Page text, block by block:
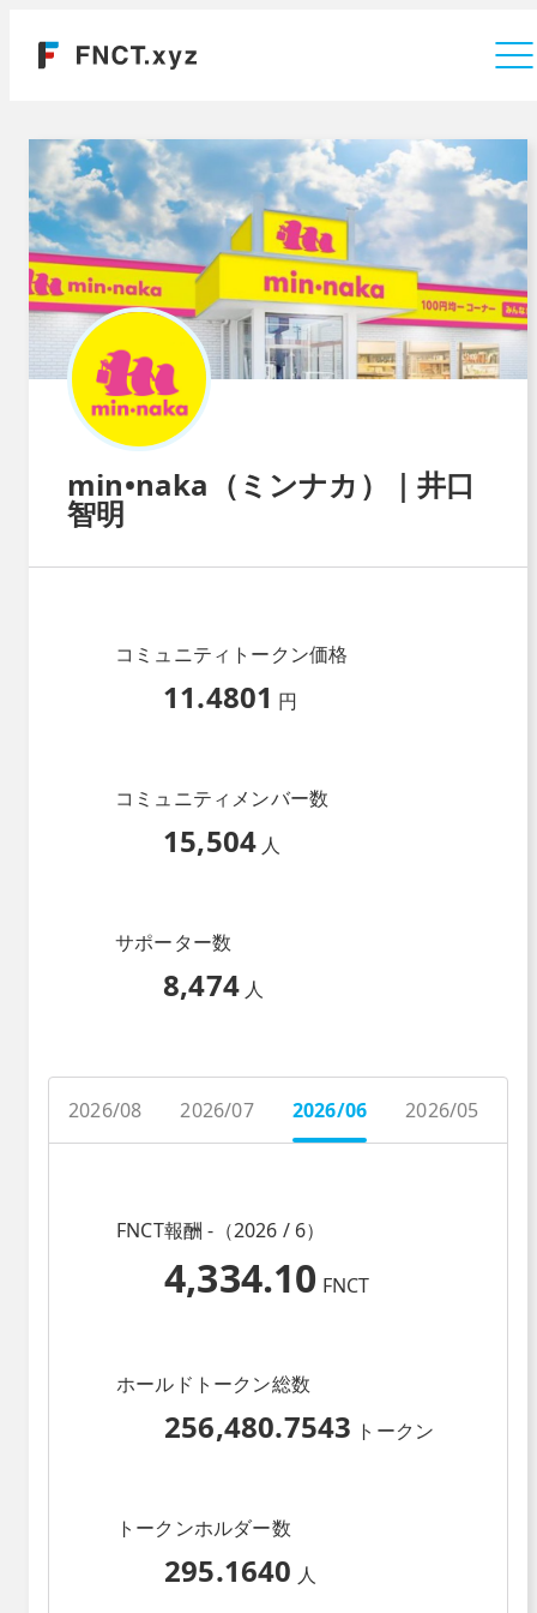
min•naka（ミンナカ）｜井口
智明
コミュニティトークン価格
11.4801 円
コミュニティメンバー数
15,504 人
サポーター数
8,474 人
2026/08 2026/07 2026/06 2026/05
FNCT報酬 -（2026 / 6）
4,334.10 FNCT
ホールドトークン総数
256,480.7543 トークン
トークンホルダー数
295.1640 人